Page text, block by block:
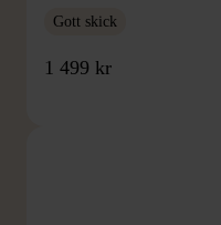
Gott skick
1 499 kr